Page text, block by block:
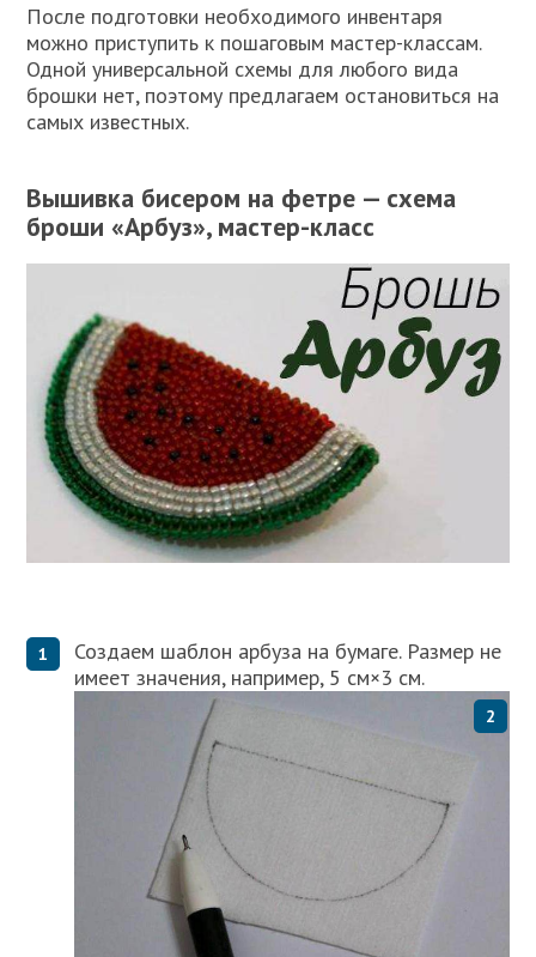
После подготовки необходимого инвентаря
можно приступить к пошаговым мастер-классам.
Одной универсальной схемы для любого вида
брошки нет, поэтому предлагаем остановиться на
самых известных.
Вышивка бисером на фетре — схема
броши «Арбуз», мастер-класс
Создаем шаблон арбуза на бумаге. Размер не
имеет значения, например, 5 см×3 см.